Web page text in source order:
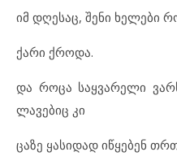
იმ დღესაც, შენი ხელები
ქარი ქროდა.
და როცა საყვარელი ვარ
ლავებიც კი
ცაზე ყასიდად იწყებენ